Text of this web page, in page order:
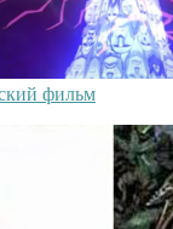
фильм